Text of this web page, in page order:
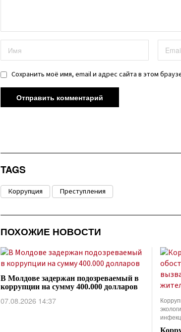
Сохранить моё имя, email и адрес сайта в этом
TAGS
Коррупция Преступления
ПОХОЖИЕ НОВОСТИ
В Молдове задержан подозреваемый в
коррупции на сумму 400.000 долларов
07.08.2026 14:37